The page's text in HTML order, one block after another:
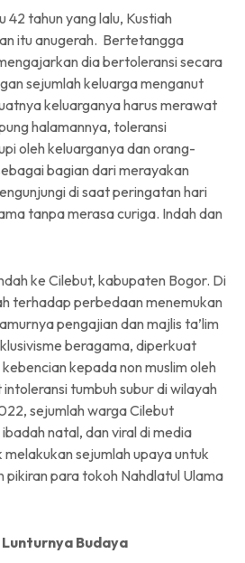
42 tahun yang lalu, Kustiah
itu anugerah. Bertetangga
dia bertoleransi secara
sejumlah keluarga menganut
keluarganya harus merawat
halamannya, toleransi
oleh keluarganya dan orang-
bagian dari merayakan
di saat peringatan hari
tanpa merasa curiga. Indah dan
ke Cilebut, kabupaten Bogor. Di
terhadap perbedaan menemukan
pengajian dan majlis ta’lim
beragama, diperkuat
kepada non muslim oleh
tumbuh subur di wilayah
sejumlah warga Cilebut
natal, dan viral di media
sejumlah upaya untuk
pikiran para tokoh Nahdlatul Ulama
Budaya